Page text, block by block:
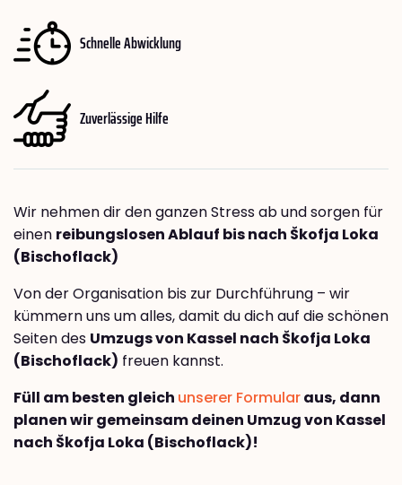
Schnelle Abwicklung
Zuverlässige Hilfe
Wir nehmen dir den ganzen Stress ab und sorgen für
einen reibungslosen Ablauf bis nach Škofja Loka
(Bischoflack)
Von der Organisation bis zur Durchführung – wir
kümmern uns um alles, damit du dich auf die schönen
Seiten des Umzugs von Kassel nach Škofja Loka
(Bischoflack) freuen kannst.
Füll am besten gleich unserer Formularaus, dann
planen wir gemeinsam deinen Umzug von Kassel
nach Škofja Loka (Bischoflack)!